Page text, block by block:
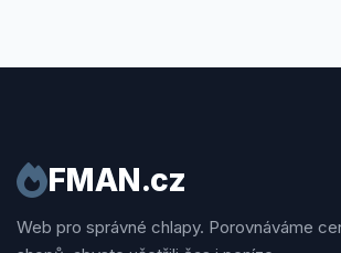
FMAN.cz
Web pro správné chlapy. Porovnáváme